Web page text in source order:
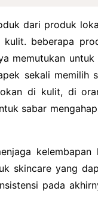
dari produk
beberapa
memutukan
sekali memilih
di kulit, di
sabar
skincare yang
pada